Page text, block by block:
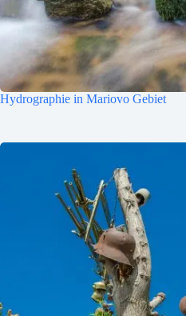
Hydrographie in Mariovo Gebiet